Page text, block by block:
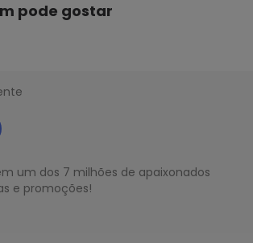
pode gostar
um dos 7 milhões de apaixonados
e promoções!